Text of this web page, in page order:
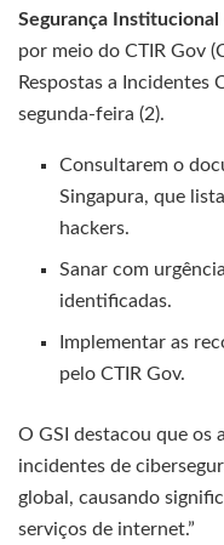
Segurança Institucional
por meio do CTIR Gov
Respostas a Incidentes
segunda-feira (2).
Consultarem o
Singapura, que
hackers.
Sanar com
identificadas.
Implementar as
pelo CTIR Gov.
O GSI destacou que os
incidentes de
global, causando
serviços de internet.”